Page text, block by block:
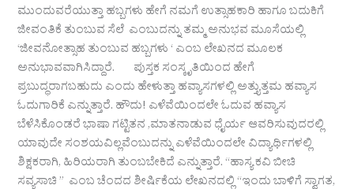
ಮುಂದುವರೆಯುತ್ತಾ ಹಬ್ಬಗಳು ಹೇಗೆ ನಮಗೆ ಉತ್ಸಾಹಕಾರಿ ಹಾಗೂ ಬದುಕಿಗೆ
ಜೀವಂತಿಕೆ ತುಂಬುವ ಸೆಲೆ ಎಂಬುದನ್ನು ತಮ್ಮ ಅನುಭವ ಮೂಸೆಯಲ್ಲಿ
‘ಜೀವನೋತ್ಸಾಹ ತುಂಬುವ ಹಬ್ಬಗಳು ‘ ಎಂಬ ಲೇಖನದ ಮೂಲಕ
ಅನುಭಾವವಾಗಿಸಿದ್ದಾರೆ. ಪುಸ್ತಕ ಸಂಸ್ಕೃತಿಯಿಂದ ಹೇಗೆ
ಪ್ರಬುದ್ಧರಾಗಬಹುದು ಎಂದು ಹೇಳುತ್ತಾ ಹವ್ಯಾಸಗಳಲ್ಲಿ ಅತ್ತ್ಯುತ್ತಮ ಹವ್ಯಾಸ
ಓದುಗಾರಿಕೆ ಎನ್ನುತ್ತಾರೆ. ಹೌದು! ಎಳೆವೆಯಿಂದಲೇ ಓದುವ ಹವ್ಯಾಸ
ಬೆಳೆಸಿಕೊಂಡರೆ ಭಾಷಾ ಗಟ್ಟಿತನ ,ಮಾತನಾಡುವ ಧೈರ್ಯ ಆವರಿಸುವುದರಲ್ಲಿ
ಯಾವುದೇ ಸಂಶಯವಿಲ್ಲವೆಂಬುದನ್ನು ಎಳೆವೆಯಿಂದಲೇ ವಿದ್ಯಾರ್ಥಿಗಳಲ್ಲಿ
ಶಿಕ್ಷಕರಾಗಿ, ಹಿರಿಯರಾಗಿ ತುಂಬಬೇಕಿದೆ ಎನ್ನುತ್ತಾರೆ. “ಹಾಸ್ಯ ಕವಿ ಬೀಚಿ
ಸವ್ಯಸಾಚಿ ” ಎಂಬ ಚೆಂದದ ಶೀರ್ಷಿಕೆಯ ಲೇಖನದಲ್ಲಿ “ಇಂದು ಬಾಳಿಗೆ ಸ್ವಾಗತ,